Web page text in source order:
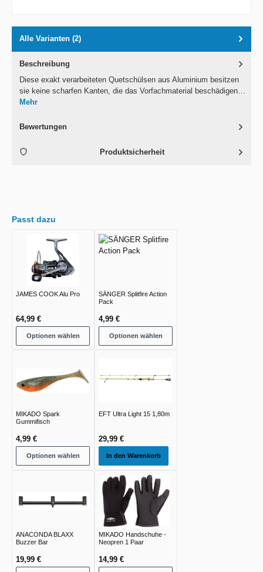
Alle Varianten (2)
Beschreibung
Diese exakt verarbeiteten Quetschülsen aus Aluminium besitzen
sie keine scharfen Kanten, die das Vorfachmaterial beschädigen…
Mehr
Bewertungen
Produktsicherheit
Passt dazu
JAMES COOK Alu Pro
64,99 €
Optionen wählen
SÄNGER Splitfire Action
Pack
4,99 €
Optionen wählen
MIKADO Spark
Gummifisch
4,99 €
Optionen wählen
EFT Ultra Light 15 1,80m
29,99 €
In den Warenkorb
ANACONDA BLAXX
Buzzer Bar
19,99 €
MIKADO Handschuhe -
Neopren 1 Paar
14,99 €